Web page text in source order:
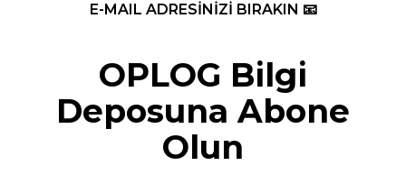
E-MAIL ADRESİNİZİ BIRAKIN 📧
OPLOG Bilgi
Deposuna Abone
Olun